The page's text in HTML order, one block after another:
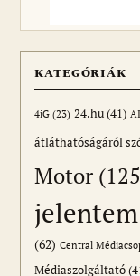
KATEGÓRIÁK
4iG (23) 24.hu(41) AI
átláthatóságáról
Motor
jelentem
(62) Central
Médiaszolgáltató